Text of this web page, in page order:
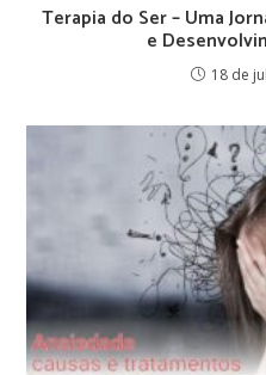
Terapia do Ser – Uma
e
18 de